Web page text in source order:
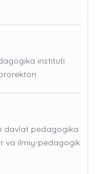
instituti
davlat pedagogika
va ilmiy-pedagogik